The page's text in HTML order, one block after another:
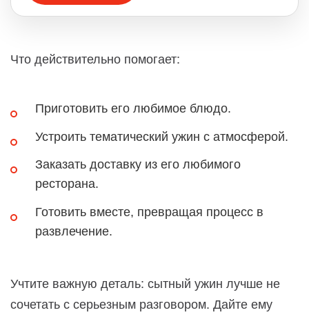
Что действительно помогает:
Приготовить его любимое блюдо.
Устроить тематический ужин с атмосферой.
Заказать доставку из его любимого
ресторана.
Готовить вместе, превращая процесс в
развлечение.
Учтите важную деталь: сытный ужин лучше не
сочетать с серьезным разговором. Дайте ему